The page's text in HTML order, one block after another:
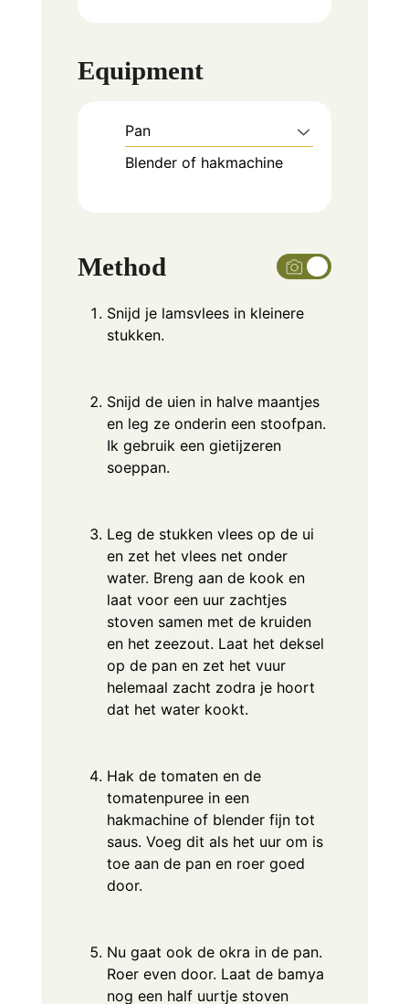
Equipment
Pan
Blender of hakmachine
Method
Snijd je lamsvlees in kleinere
stukken.
Snijd de uien in halve maantjes
en leg ze onderin een stoofpan.
Ik gebruik een gietijzeren
soeppan.
Leg de stukken vlees op de ui
en zet het vlees net onder
water. Breng aan de kook en
laat voor een uur zachtjes
stoven samen met de kruiden
en het zeezout. Laat het deksel
op de pan en zet het vuur
helemaal zacht zodra je hoort
dat het water kookt.
Hak de tomaten en de
tomatenpuree in een
hakmachine of blender fijn tot
saus. Voeg dit als het uur om is
toe aan de pan en roer goed
door.
Nu gaat ook de okra in de pan.
Roer even door. Laat de bamya
nog een half uurtje stoven